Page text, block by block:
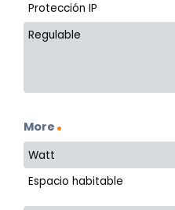
Protección IP
Regulable
More
Watt
Espacio habitable